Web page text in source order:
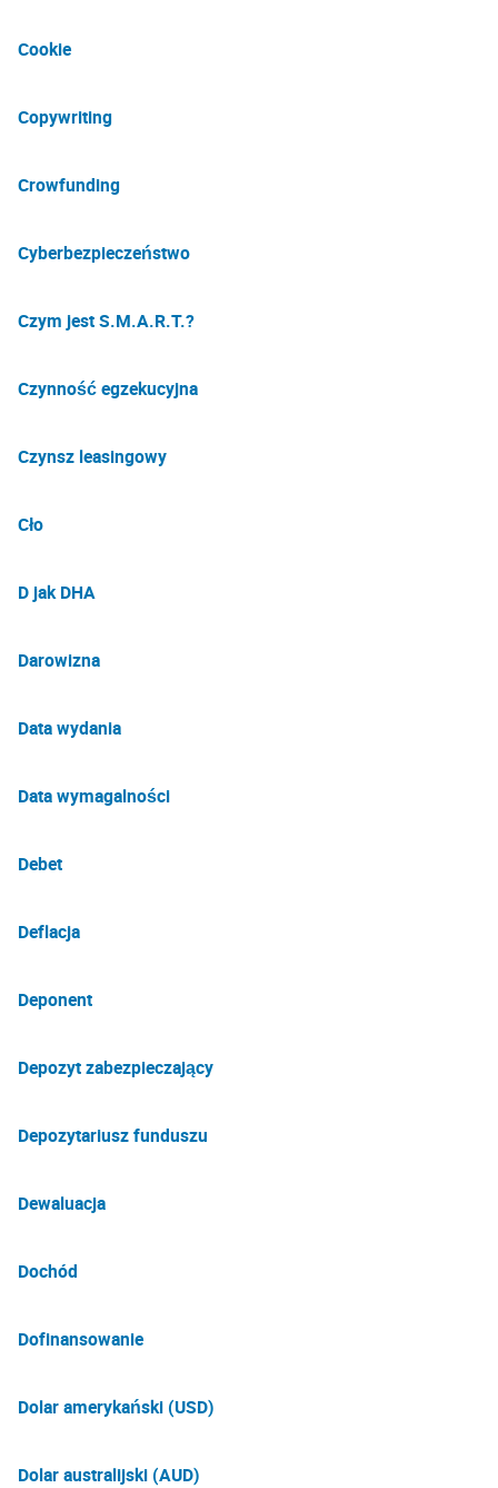
Cookie
Copywriting
Crowfunding
Cyberbezpieczeństwo
Czym jest S.M.A.R.T.?
Czynność egzekucyjna
Czynsz leasingowy
Cło
D jak DHA
Darowizna
Data wydania
Data wymagalności
Debet
Deflacja
Deponent
Depozyt zabezpieczający
Depozytariusz funduszu
Dewaluacja
Dochód
Dofinansowanie
Dolar amerykański (USD)
Dolar australijski (AUD)